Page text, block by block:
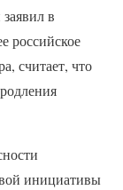
в
российское
считает, что
инициативы